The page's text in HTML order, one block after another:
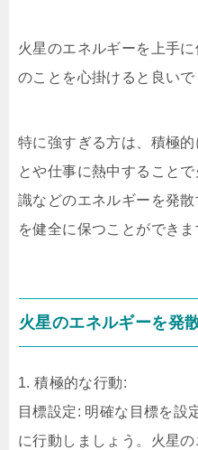
火星のエネルギーを上手
のことを心掛けると良いで
特に強すぎる方は、積極
とや仕事に熱中すること
識などのエネルギーを発
を健全に保つことができま
火星のエネルギーを発
1. 積極的な行動:
目標設定: 明確な目標を設
に行動しましょう。火星